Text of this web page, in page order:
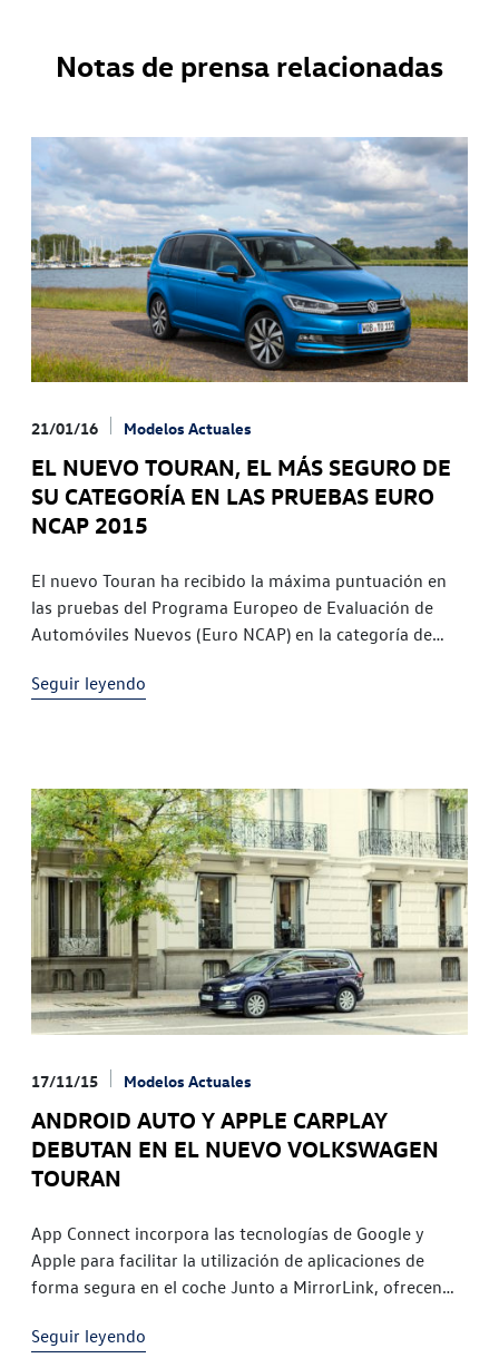
Notas de prensa relacionadas
21/01/16 Modelos Actuales
EL NUEVO TOURAN, EL MÁS SEGURO DE
SU CATEGORÍA EN LAS PRUEBAS EURO
NCAP 2015
El nuevo Touran ha recibido la máxima puntuación en
las pruebas del Programa Europeo de Evaluación de
Automóviles Nuevos (Euro NCAP) en la categoría de
los
Seguir leyendo
17/11/15 Modelos Actuales
ANDROID AUTO Y APPLE CARPLAY
DEBUTAN EN EL NUEVO VOLKSWAGEN
TOURAN
App Connect incorpora las tecnologías de Google y
Apple para facilitar la utilización de aplicaciones de
forma segura en el coche Junto a MirrorLink, ofrecen
conectar su
Seguir leyendo